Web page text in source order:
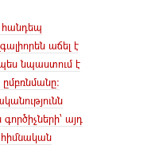
աճել է
նպաստում է
այդ
հիմնական